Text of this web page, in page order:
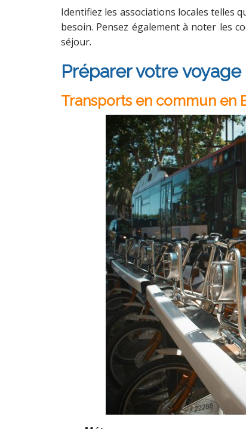
Identifiez les associations locales telles
besoin. Pensez également à noter les
séjour.
Préparer votre
Transports en commun en